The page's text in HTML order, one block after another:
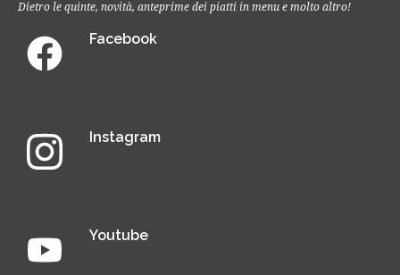
Dietro le quinte, novità, anteprime dei piatti in menu e molto altro!
Facebook
Instagram
Youtube